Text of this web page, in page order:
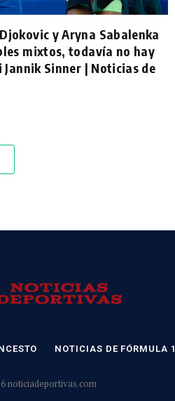
y Aryna Sabalenka
mixtos, todavía no hay
Jannik Sinner | Noticias de
NOTICIAS DE FÓRMULA 1
noticiadeportivas.com